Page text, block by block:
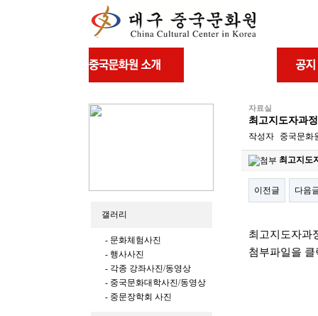
갤러리
- 문화체험사진
- 행사사진
- 각종 강좌사진/동영상
- 중국문화대학사진/동영상
- 중문장학회 사진
자료실
최고지도자과
작성자 중국문화
최고지도
이전글 다음
최고지도자과
첨부파일을